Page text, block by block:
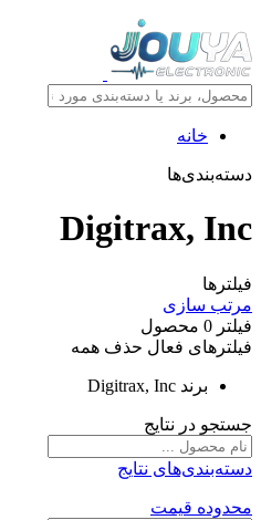
خانه
دسته‌بندی‌ها
Digitrax, Inc
فیلترها
مرتب سازی
فیلتر 0 محصول
فیلترهای فعال حذف همه
برند Digitrax, Inc
جستجو در نتایج
دسته‌بندی‌های نتایج
محدوده قیمت